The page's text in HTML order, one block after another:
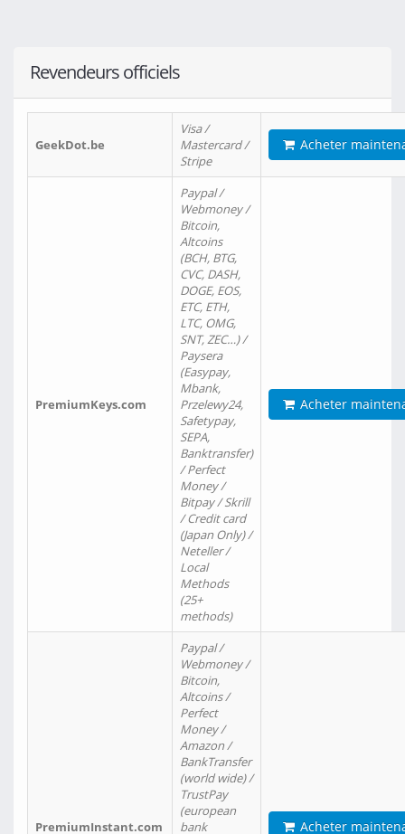
Revendeurs officiels
GeekDot.be
Visa /
Mastercard /
Stripe
Acheter
PremiumKeys.com
Paypal /
Webmoney /
Bitcoin,
Altcoins
(BCH, BTG,
CVC, DASH,
DOGE, EOS,
ETC, ETH,
LTC, OMG,
SNT, ZEC…) /
Paysera
(Easypay,
Mbank,
Przelewy24,
Safetypay,
SEPA,
Banktransfer)
/ Perfect
Money /
Bitpay / Skrill
/ Credit card
(Japan Only) /
Neteller /
Local
Methods
(25+
methods)
Acheter
PremiumInstant.com
Paypal /
Webmoney /
Bitcoin,
Altcoins /
Perfect
Money /
Amazon /
BankTransfer
(world wide) /
TrustPay
(european
bank
Acheter